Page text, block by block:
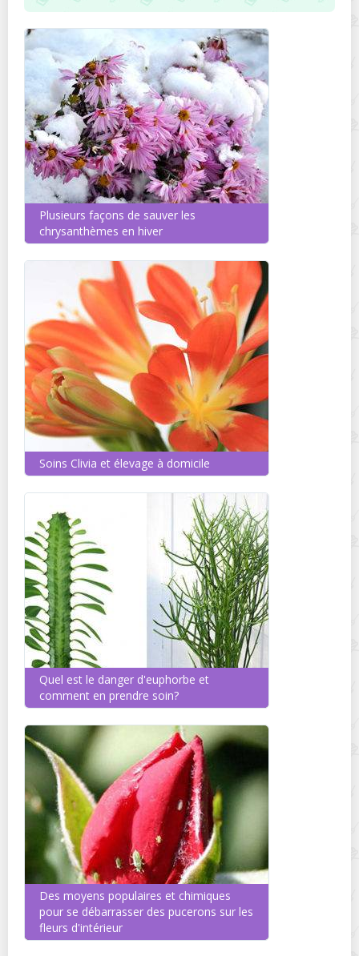
Plusieurs façons de sauver les
chrysanthèmes en hiver
Soins Clivia et élevage à domicile
Quel est le danger d'euphorbe et
comment en prendre soin?
Des moyens populaires et chimiques
pour se débarrasser des pucerons sur les
fleurs d'intérieur